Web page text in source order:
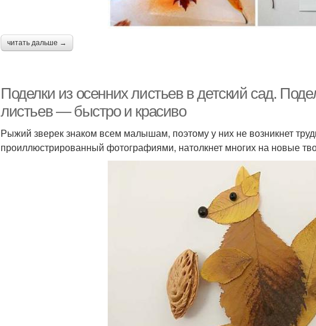
читать дальше →
Поделки из осенних листьев в детский сад.
листьев — быстро и красиво
Рыжий зверек знаком всем малышам, поэтому у них не возникнет
проиллюстрированный фотографиями, натолкнет многих на новые